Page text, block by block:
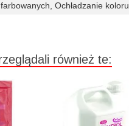
farbowanych, Ochładzanie koloru
również te: